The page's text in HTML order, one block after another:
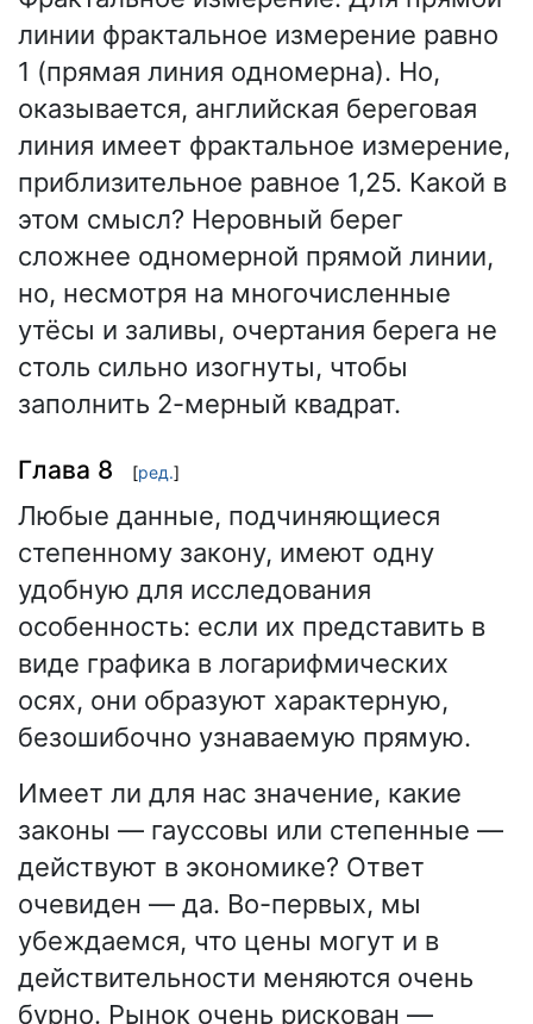
линии фрактальное измерение равно
1 (прямая линия одномерна). Но,
оказывается, английская береговая
линия имеет фрактальное измерение,
приблизительное равное 1,25. Какой в
этом смысл? Неровный берег
сложнее одномерной прямой линии,
но, несмотря на многочисленные
утёсы и заливы, очертания берега не
столь сильно изогнуты, чтобы
заполнить 2-мерный квадрат.
Глава 8 [ред.]
Любые данные, подчиняющиеся
степенному закону, имеют одну
удобную для исследования
особенность: если их представить в
виде графика в логарифмических
осях, они образуют характерную,
безошибочно узнаваемую прямую.
Имеет ли для нас значение, какие
законы — гауссовы или степенные —
действуют в экономике? Ответ
очевиден — да. Во-первых, мы
убеждаемся, что цены могут и в
действительности меняются очень
бурно. Рынок очень рискован —